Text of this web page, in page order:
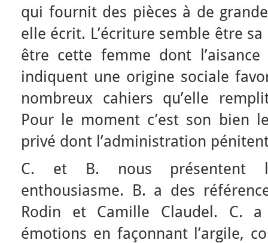
qui fournit des pièces à de
elle écrit. L’écriture semble être
être cette femme dont
indiquent une origine sociale
nombreux cahiers qu’elle
Pour le moment c’est son bien
privé dont l’administration
C. et B. nous présentent
enthousiasme. B. a des
Rodin et Camille Claudel. C.
émotions en façonnant l’argile,